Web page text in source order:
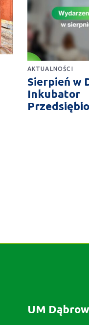
AKTUALNOŚCI
Sierpień w
Inkubator
UM